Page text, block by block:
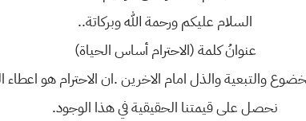
السلام عليكم ورحمة الله وبركاتة..
عنوانُ كلمة (الاحترام أساس الحياة)
والتبعية والذل امام الاخرين .ان الاحترام هو اعطاء
نحصل على قيمتنا الحقيقية في هذا الوجود.